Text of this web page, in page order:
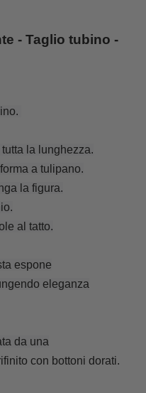
- Taglio tubino -
la lunghezza.
a tulipano.
la figura.
al tatto.
espone
eleganza
da una
con bottoni dorati.